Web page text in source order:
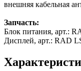
внешняя кабельная
Запчасть:
Блок питания, арт.:
Дисплей, арт.: RAD